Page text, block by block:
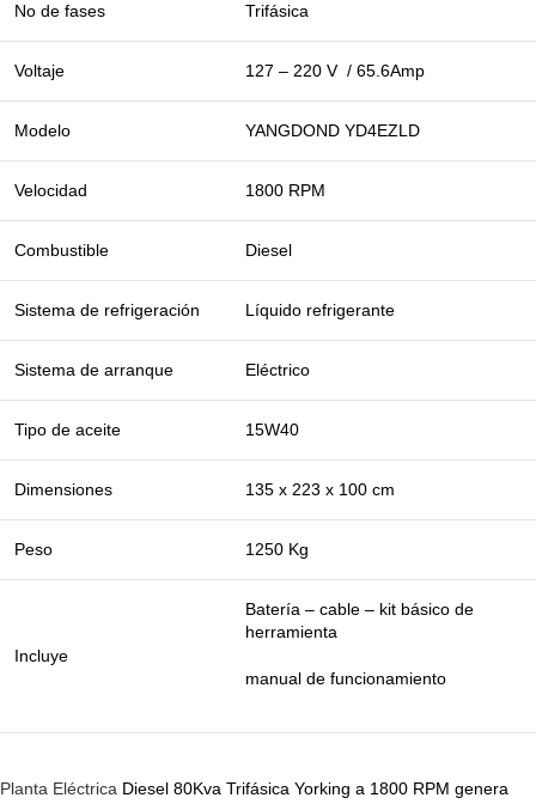
No de fases Trifásica
Voltaje 127 – 220 V / 65.6Amp
Modelo YANGDOND YD4EZLD
Velocidad 1800 RPM
Combustible Diesel
Sistema de refrigeración Líquido refrigerante
Sistema de arranque Eléctrico
Tipo de aceite 15W40
Dimensiones 135 x 223 x 100 cm
Peso 1250 Kg
Incluye
Batería – cable – kit básico de
herramienta
manual de funcionamiento
Planta Eléctrica Diesel 80Kva Trifásica Yorking a 1800 RPM genera